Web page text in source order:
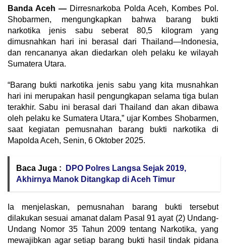
Banda Aceh — Dirresnarkoba Polda Aceh, Kombes Pol.
Shobarmen, mengungkapkan bahwa barang bukti
narkotika jenis sabu seberat 80,5 kilogram yang
dimusnahkan hari ini berasal dari Thailand—Indonesia,
dan rencananya akan diedarkan oleh pelaku ke wilayah
Sumatera Utara.
“Barang bukti narkotika jenis sabu yang kita musnahkan
hari ini merupakan hasil pengungkapan selama tiga bulan
terakhir. Sabu ini berasal dari Thailand dan akan dibawa
oleh pelaku ke Sumatera Utara,” ujar Kombes Shobarmen,
saat kegiatan pemusnahan barang bukti narkotika di
Mapolda Aceh, Senin, 6 Oktober 2025.
Baca Juga :
DPO Polres Langsa Sejak 2019,
Akhirnya Manok Ditangkap di Aceh Timur
Ia menjelaskan, pemusnahan barang bukti tersebut
dilakukan sesuai amanat dalam Pasal 91 ayat (2) Undang-
Undang Nomor 35 Tahun 2009 tentang Narkotika, yang
mewajibkan agar setiap barang bukti hasil tindak pidana